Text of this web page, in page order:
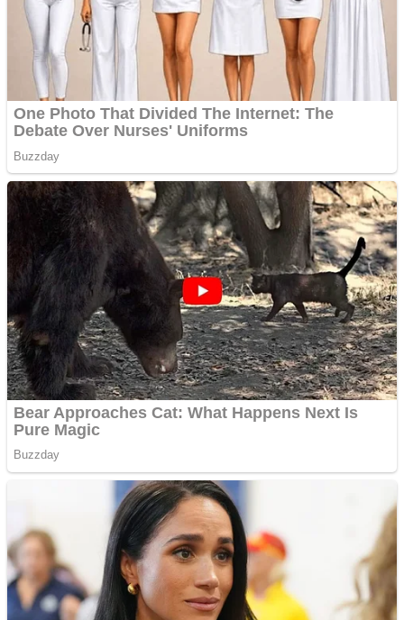
Covid-19: 755 de cazuri
noi în România
metale
Răcitor de apă CW5000
pentru freze cu laser fără
metale
Creez aplicatie
ANDROID pentru siteul
tau